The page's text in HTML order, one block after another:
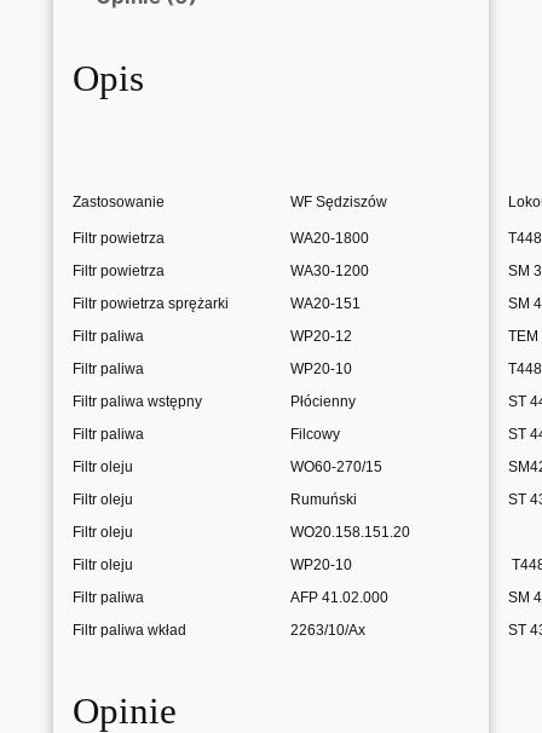
o
k
t
y
,
e
l
e
r
o
w
o
ó
w
,
e
Opis
Zastosowanie WF Sędziszów
Filtr powietrza WA20-1800
Filtr powietrza
WA30-1200
SM
Filtr powietrza sprężarki
WA20-151
SM
Filtr paliwa
WP20-12
Filtr paliwa
WP20-10
Filtr paliwa wstępny
Płócienny
ST
Filtr paliwa
Filcowy
ST
Filtr oleju
WO60-270/15
Filtr oleju
Rumuński
ST
Filtr oleju
WO20.158.151.20
Filtr oleju
WP20-10
Filtr paliwa
AFP 41.02.000
SM
Filtr paliwa wkład
2263/10/Ax ST
Opinie